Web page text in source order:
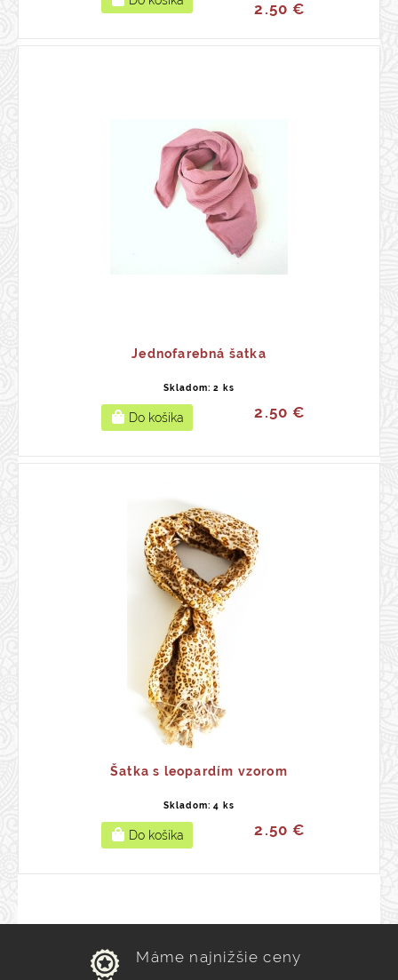
2.50 €
Jednofarebná šatka
Skladom: 2 ks
2.50 €
Šatka s leopardím vzorom
Skladom: 4 ks
2.50 €
Máme najnižšie ceny